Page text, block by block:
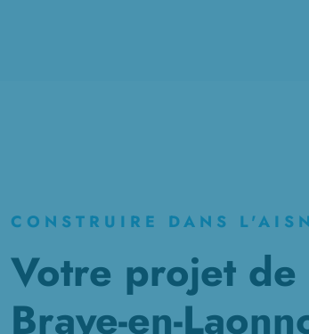
CONSTRUIRE DANS
Votre projet de
Braye-en-